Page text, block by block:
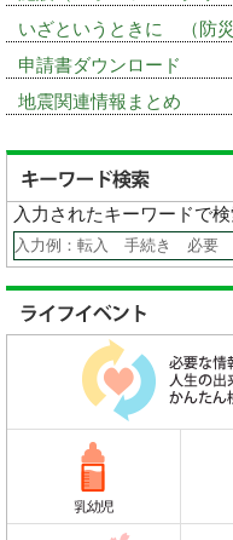
いざというときに （防災
申請書ダウンロード
地震関連情報まとめ
入力されたキーワードで検